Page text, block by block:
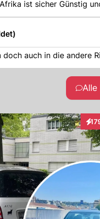
ist sicher Günstig
auch in die andere